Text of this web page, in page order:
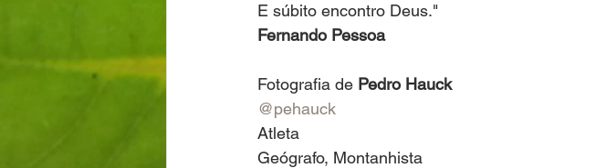
E súbito encontro Deus."
Fernando Pessoa
Fotografia de Pedro Hauck
@pehauck
Atleta
Geógrafo, Montanhista